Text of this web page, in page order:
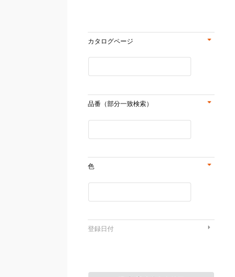
カタログページ
品番（部分一致検索）
色
登録日付